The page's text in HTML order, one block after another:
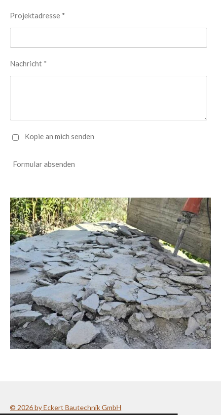
Projektadresse *
Nachricht *
Kopie an mich senden
Formular absenden
© 2026 by Eckert Bautechnik GmbH